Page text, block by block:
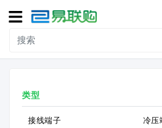
导
航
接线端子
冷压端头
类型
接线端子 冷压